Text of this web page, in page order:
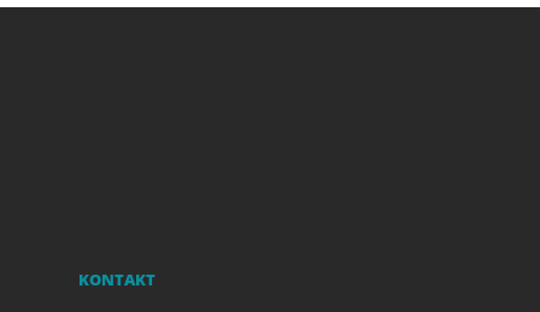
KONTAKT